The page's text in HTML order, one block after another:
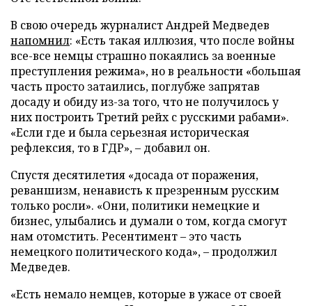
В свою очередь журналист Андрей Медведев
напомнил: «Есть такая иллюзия, что после войны
все-все немцы страшно покаялись за военные
преступления режима», но в реальности «большая
часть просто затаились, поглубже запрятав
досаду и обиду из-за того, что не получилось у
них построить Третий рейх с русскими рабами».
«Если где и была серьезная историческая
рефлексия, то в ГДР», – добавил он.
Спустя десятилетия «досада от поражения,
реваншизм, ненависть к презренным русским
только росли». «Они, политики немецкие и
бизнес, улыбались и думали о том, когда смогут
нам отомстить. Ресентимент – это часть
немецкого политического кода», – продолжил
Медведев.
«Есть немало немцев, которые в ужасе от своей